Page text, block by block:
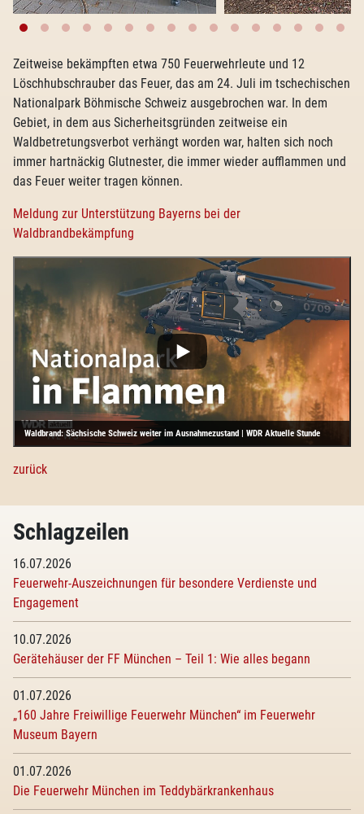
Zeitweise bekämpften etwa 750 Feuerwehrleute und 12
Löschhubschrauber das Feuer, das am 24. Juli im tschechischen
Nationalpark Böhmische Schweiz ausgebrochen war. In dem
Gebiet, in dem aus Sicherheitsgründen zeitweise ein
Waldbetretungsverbot verhängt worden war, halten sich noch
immer hartnäckig Glutnester, die immer wieder aufflammen und
das Feuer weiter tragen können.
Meldung zur Unterstützung Bayerns bei der
Waldbrandbekämpfung
Waldbrand: Sächsische Schweiz weiter im Ausnahmezustand | WDR Aktuelle Stunde
zurück
Schlagzeilen
16.07.2026
Feuerwehr-Auszeichnungen für besondere Verdienste und
Engagement
10.07.2026
Gerätehäuser der FF München – Teil 1: Wie alles begann
01.07.2026
„160 Jahre Freiwillige Feuerwehr München“ im Feuerwehr
Museum Bayern
01.07.2026
Die Feuerwehr München im Teddybärkrankenhaus